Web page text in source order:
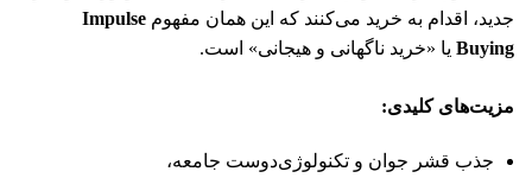
جدید، اقدام به خرید می‌کنند که این همان مفهوم Impulse
Buying یا «خرید ناگهانی و هیجانی» است.
مزیت‌های کلیدی:
جذب قشر جوان و تکنولوژی‌دوست جامعه،